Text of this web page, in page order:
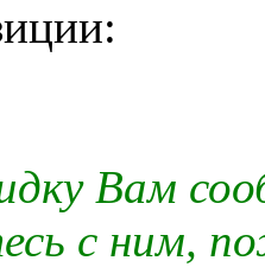
Вам
с ним,